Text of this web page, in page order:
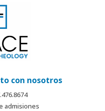
con nosotros
admisiones